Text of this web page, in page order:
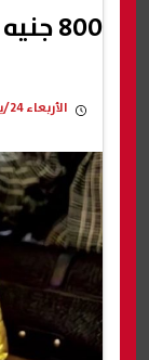
800 جنيه لكل بطاقة
الأربعاء 24/يونيو/2026 - 03:44 م